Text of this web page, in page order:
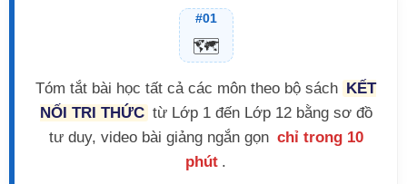
#01
🗺️
Tóm tắt bài học tất cả các môn theo bộ sách
KẾT
NỐI TRI THỨC từ Lớp 1 đến Lớp 12 bằng sơ đồ
tư duy, video bài giảng ngắn gọn chỉ trong 10
phút .